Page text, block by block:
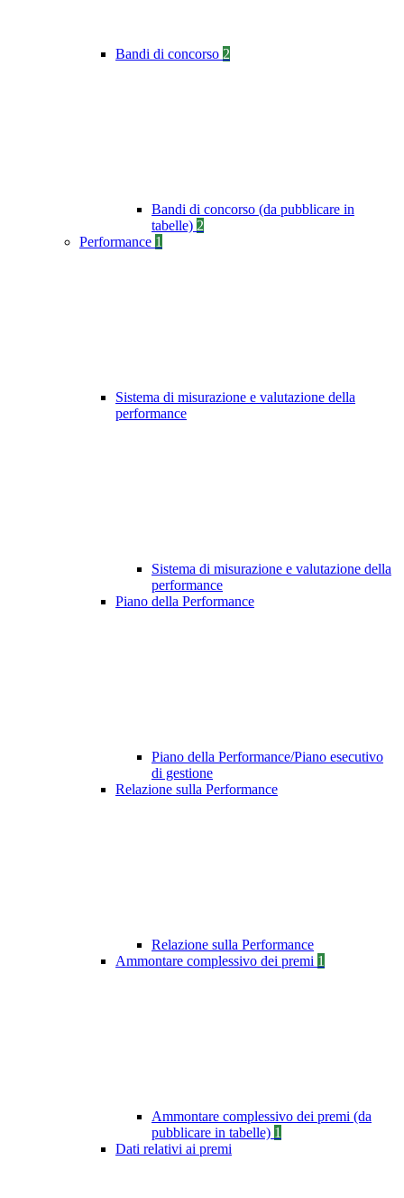
Bandi di concorso 2
Bandi di concorso (da pubblicare in
tabelle) 2
Performance 1
Sistema di misurazione e valutazione della
performance
Sistema di misurazione e valutazione della
performance
Piano della Performance
Piano della Performance/Piano esecutivo
di gestione
Relazione sulla Performance
Relazione sulla Performance
Ammontare complessivo dei premi 1
Ammontare complessivo dei premi (da
pubblicare in tabelle) 1
Dati relativi ai premi